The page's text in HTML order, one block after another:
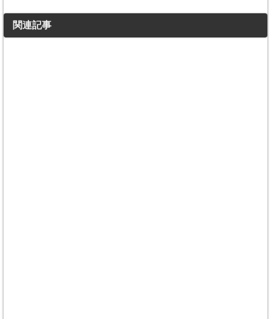
関連記事